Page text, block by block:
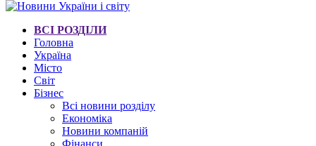
ВСІ РОЗДІЛИ
Головна
Україна
Місто
Світ
Бізнес
Всі новини розділу
Економіка
Новини компаній
Фінанси